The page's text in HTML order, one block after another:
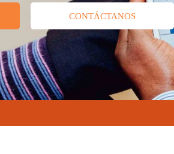
CONTÁCTANOS